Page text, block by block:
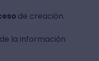
de creación.
de la información